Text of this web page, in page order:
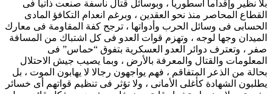
بلا نظير وإقداما أسطوريا ، وبوسائل قتال ناسفة صنعت ذاتيا فى
القطاع المحاصر منذ نحو العقدين ، وبرغم انعدام التكافؤ المادى
الحسابى فى وسائل الحرب وأدواتها ، ترجح كفة المقاومة فى معارك
الميدان وجها لوجه ، وتهزم قوات العدو فى كل اشتباك من المسافة
صفر ، وتعترف دوائر العدو العسكرية بتفوق “حماس” فى
المعلومات والقتال والمعرفة بالأرض ، وبما يصيب جيش الاحتلال
بحالة من الذعر المتفاقم ، فهم يواجهون رجالا لا يهابون الموت ، بل
يطلبون الشهادة كأغلى الأمانى ، ولا تؤثر فى تنظيم قواتهم أى خسائر